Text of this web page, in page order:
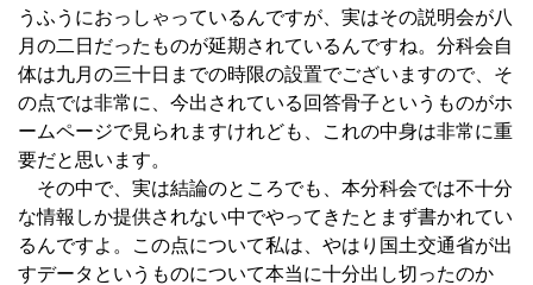
うふうにおっしゃっているんですが、実はその説明会が八
月の二日だったものが延期されているんですね。分科会自
体は九月の三十日までの時限の設置でございますので、そ
の点では非常に、今出されている回答骨子というものがホ
ームページで見られますけれども、これの中身は非常に重
要だと思います。
その中で、実は結論のところでも、本分科会では不十分
な情報しか提供されない中でやってきたとまず書かれてい
るんですよ。この点について私は、やはり国土交通省が出
すデータというものについて本当に十分出し切ったのか